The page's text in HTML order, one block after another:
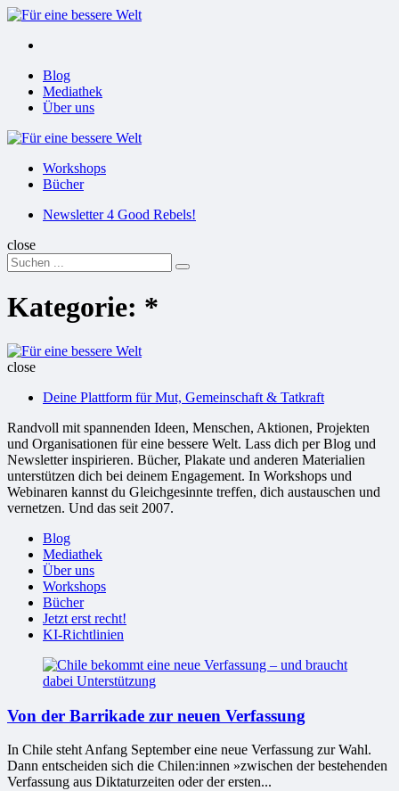
Menu
Menu
Blog
Mediathek
Über uns
Für
Workshops
Bücher
SuchenNewsletter 4 Good Rebels!
close
Search
for:
Suchen
Kategorie: *
Für
Welt
close
Deine Plattform für Mut, Gemeinschaft & Tatkraft
Randvoll mit spannenden Ideen, Menschen, Aktionen, Projekten
und Organisationen für eine bessere Welt. Lass dich per Blog und
Newsletter inspirieren. Bücher, Plakate und anderen Materialien
unterstützen dich bei deinem Engagement. In Workshops und
Webinaren kannst du Gleichgesinnte treffen, dich austauschen und
vernetzen. Und das seit 2007.
Blog
Mediathek
Über uns
Workshops
Bücher
Jetzt erst recht!
KI-Richtlinien
Von der Barrikade zur neuen Verfassung
In Chile steht Anfang September eine neue Verfassung zur Wahl.
Dann entscheiden sich die Chilen:innen »zwischen der bestehenden
Verfassung aus Diktaturzeiten oder der ersten...